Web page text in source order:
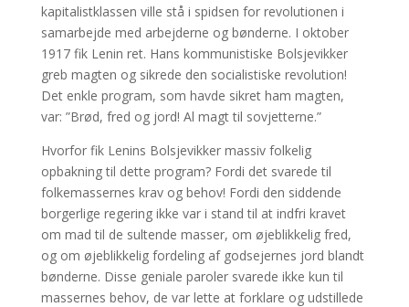
kapitalistklassen ville stå i spidsen for revolutionen i
samarbejde med arbejderne og bønderne. I oktober
1917 fik Lenin ret. Hans kommunistiske Bolsjevikker
greb magten og sikrede den socialistiske revolution!
Det enkle program, som havde sikret ham magten,
var: ”Brød, fred og jord! Al magt til sovjetterne.”
Hvorfor fik Lenins Bolsjevikker massiv folkelig
opbakning til dette program? Fordi det svarede til
folkemassernes krav og behov! Fordi den siddende
borgerlige regering ikke var i stand til at indfri kravet
om mad til de sultende masser, om øjeblikkelig fred,
og om øjeblikkelig fordeling af godsejernes jord blandt
bønderne. Disse geniale paroler svarede ikke kun til
massernes behov, de var lette at forklare og udstillede